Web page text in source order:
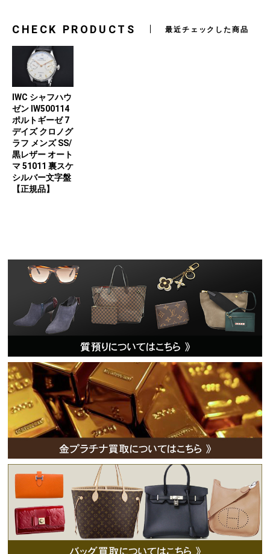
CHECK PRODUCTS 最近チェックした商品
IWC シャフハウ
ゼン IW500114
ポルトギーゼ 7
デイズ クロノグ
ラフ メンズ SS/
黒レザー オート
マ 51011 裏スケ
シルバー文字盤
【正規品】